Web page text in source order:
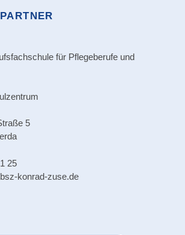
für Pflegeberufe und
5
25
konrad-zuse.de